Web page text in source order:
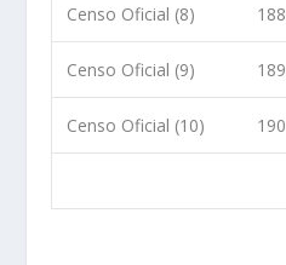
Censo Oficial (8)
Censo Oficial (9)
Censo Oficial (10)